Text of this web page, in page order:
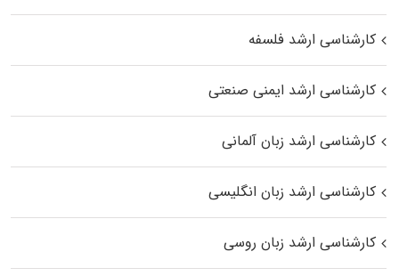
کارشناسی ارشد فلسفه
کارشناسی ارشد ایمنی صنعتی
کارشناسی ارشد زبان آلمانی
کارشناسی ارشد زبان انگلیسی
کارشناسی ارشد زبان روسی